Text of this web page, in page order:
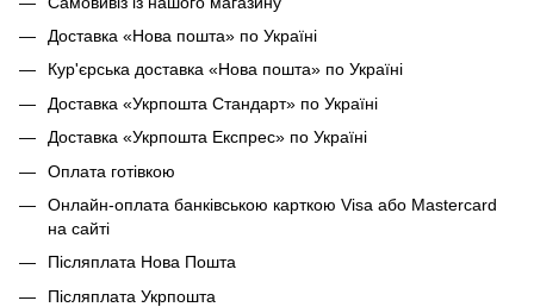
Доставка «Нова пошта» по Україні
Кур'єрська доставка «Нова пошта» по Україні
Доставка «Укрпошта Стандарт» по Україні
Доставка «Укрпошта Експрес» по Україні
Оплата готівкою
Онлайн-оплата банківською карткою Visa або Mastercard
на сайті
Післяплата Нова Пошта
Післяплата Укрпошта